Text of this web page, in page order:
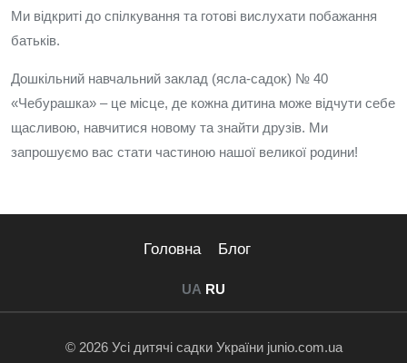
Ми відкриті до спілкування та готові вислухати побажання
батьків.
Дошкільний навчальний заклад (ясла-садок) № 40
«Чебурашка» – це місце, де кожна дитина може відчути себе
щасливою, навчитися новому та знайти друзів. Ми
запрошуємо вас стати частиною нашої великої родини!
Головна Блог
UA RU
© 2026 Усі дитячі садки України junio.com.ua